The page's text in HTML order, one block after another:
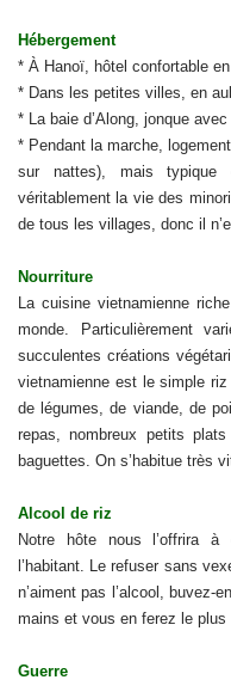
Hébergement
* À Hanoï, hôtel confortable
* Dans les petites villes, en
* La baie d’Along, jonque
* Pendant la marche,
sur nattes), mais typique
véritablement la vie des
de tous les villages, donc il
Nourriture
La cuisine vietnamienne
monde. Particulièrement
succulentes créations
vietnamienne est le simple riz
de légumes, de viande, de
repas, nombreux petits
baguettes. On s’habitue très
Alcool de riz
Notre hôte nous l’offrira
l’habitant. Le refuser sans
n’aiment pas l’alcool, buvez-
mains et vous en ferez le plus
Guerre